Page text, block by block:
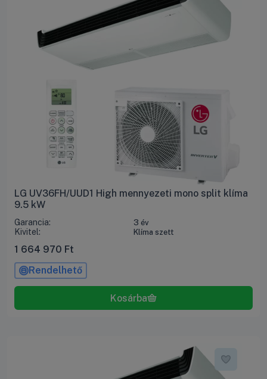
LG UV36FH/UUD1 High mennyezeti mono split klíma
9.5 kW
Garancia: 3 év
Kivitel: Klíma szett
1 664 970 Ft
Rendelhető